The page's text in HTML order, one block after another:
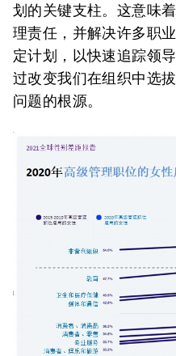
划的关键支柱。这意味
理责任，并解决许多职
定计划，以快速追踪领
过改变我们在组织中选
问题的根源。